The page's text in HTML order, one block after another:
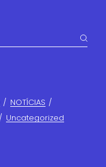
NOTÍCIAS
Uncategorized